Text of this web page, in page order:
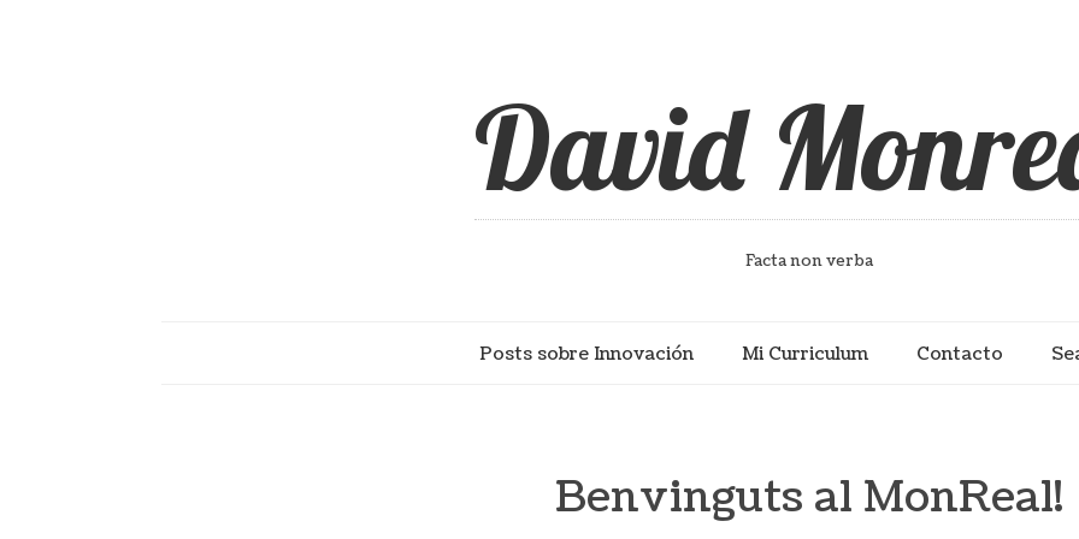
David
Facta non verba
Posts sobre Innovación Mi Curriculum Contacto
Benvinguts al MonReal!